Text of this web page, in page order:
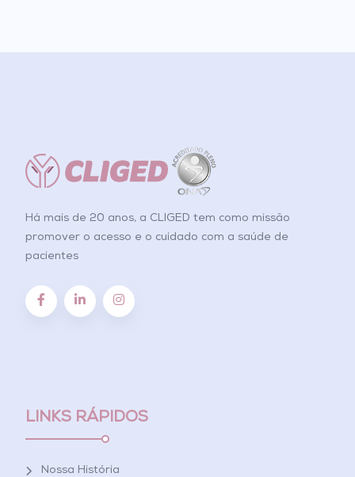
Há mais de 20 anos, a CLIGED tem como missão
promover o acesso e o cuidado com a saúde de
pacientes
LINKS RÁPIDOS
Nossa História